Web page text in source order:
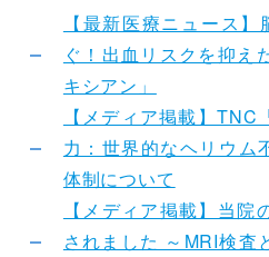
【最新医療ニュース
ぐ！出血リスクを抑え
キシアン」
【メディア掲載】
力：世界的なヘリウム
体制について
【メディア掲載】当
されました ～MRI検査